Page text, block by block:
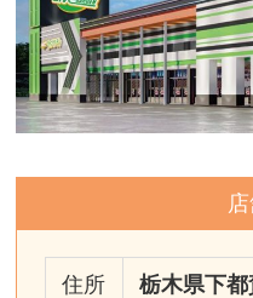
住所 栃木県下